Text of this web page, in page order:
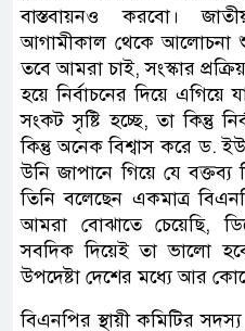
বাস্তবায়নও করবো।
আগামীকাল থেকে আলোচনা
তবে আমরা চাই, সংস্কার
হয়ে নির্বাচনের দিয়ে এগিয়ে
সংকট সৃষ্টি হচ্ছে, তা কিন্তু
কিন্তু অনেক বিশ্বাস করে ড.
উনি জাপানে গিয়ে যে
তিনি বলেছেন একমাত্র
আমরা বোঝাতে চেয়েছি,
সবদিক দিয়েই তা ভালো
উপদেষ্টা দেশের মধ্যে আর
বিএনপির স্থায়ী কমিটির